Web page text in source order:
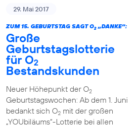
29. Mai 2017
ZUM 15. GEBURTSTAG SAGT O2„DANKE“:
Große
Geburtstagslotterie
für O2
Bestandskunden
Neuer Höhepunkt der O2
Geburtstagswochen: Ab dem 1. Juni
bedankt sich O2mit der großen
„YOUbiläums“-Lotterie bei allen